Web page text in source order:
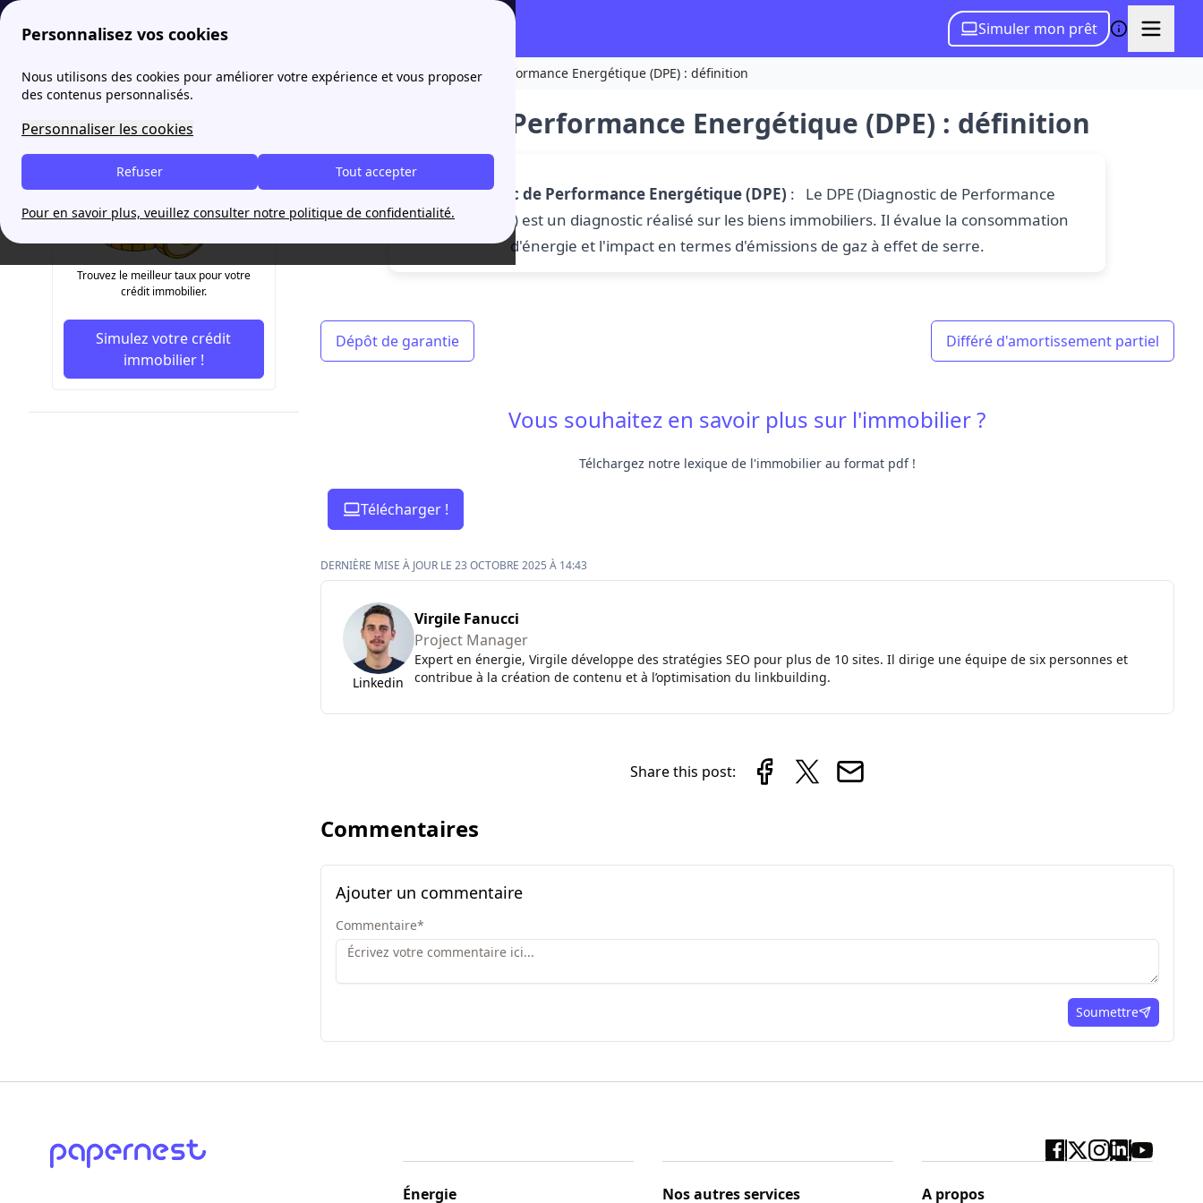
Personnalisez vos cookies
Nous utilisons des cookies pour améliorer votre expérience et vous proposer
des contenus personnalisés.
Personnaliser les cookies
Tout accepter
Refuser
Pour en savoir plus, veuillez consulter notre politique de confidentialité.
Simuler mon prêt
papernest MoreLexique de l'immobilier: définitions de D à F Diagnostic de Performance Energétique (DPE) : définition
Trouvez le meilleur taux pour votre
crédit immobilier.
Simulez votre crédit
immobilier !
Diagnostic de Performance Energétique (DPE) : définition
Diagnostic de Performance Energétique (DPE) : Le DPE (Diagnostic de Performance
Energétique) est un diagnostic réalisé sur les biens immobiliers. Il évalue la consommation
d'énergie et l'impact en termes d'émissions de gaz à effet de serre.
Dépôt de garantie Différé d'amortissement partiel
Vous souhaitez en savoir plus sur l'immobilier ?
Télchargez notre lexique de l'immobilier au format pdf !
Télécharger !
DERNIÈRE MISE À JOUR LE 23 OCTOBRE 2025 À 14:43
Linkedin
Virgile Fanucci
Project Manager
Expert en énergie, Virgile développe des stratégies SEO pour plus de 10 sites. Il dirige une équipe de six personnes et
contribue à la création de contenu et à l’optimisation du linkbuilding.
Share this post:
Commentaires
Ajouter un commentaire
Commentaire*
Soumettre
Énergie Nos autres services A propos